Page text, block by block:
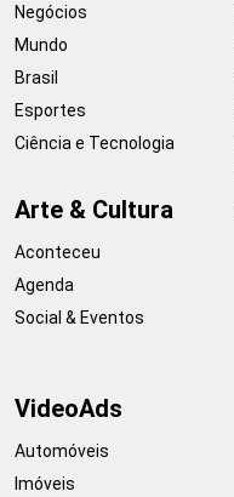
Negócios
Mundo
Brasil
Esportes
Ciência e Tecnologia
Arte & Cultura
Aconteceu
Agenda
Social & Eventos
VideoAds
Automóveis
Imóveis